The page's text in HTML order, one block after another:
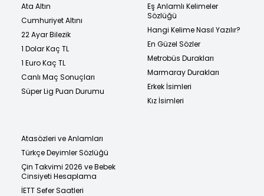
Ata Altın
Cumhuriyet Altını
22 Ayar Bilezik
1 Dolar Kaç TL
1 Euro Kaç TL
Canlı Maç Sonuçları
Süper Lig Puan Durumu
Eş Anlamlı Kelimeler
Sözlüğü
Hangi Kelime Nasıl Yazılır?
En Güzel Sözler
Metrobüs Durakları
Marmaray Durakları
Erkek İsimleri
Kız İsimleri
Atasözleri ve Anlamları
Türkçe Deyimler Sözlüğü
Çin Takvimi 2026 ve Bebek
Cinsiyeti Hesaplama
İETT Sefer Saatleri